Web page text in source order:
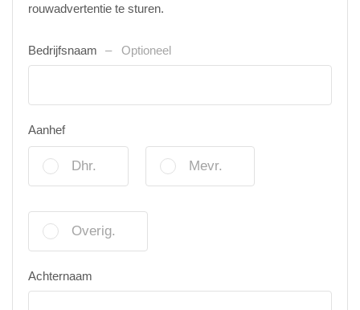
rouwadvertentie te sturen.
Bedrijfsnaam Optioneel
Aanhef
Dhr. Mevr.
Overig.
Achternaam